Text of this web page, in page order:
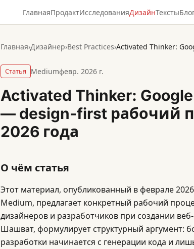
ГлавнаяПродактИсследованияДизайнТексты
Главная›Дизайнер›Best Practices›
Статья Mediumфевр. 2026 г.
Activated Thinker:
— design-first рабочий
2026 года
О чём статья
Этот материал, опубликованный в феврале
Medium, предлагает конкретный рабочий
дизайнеров и разработчиков при создании
Шашват, формулирует структурный аргумент:
разработки начинается с генерации кода и